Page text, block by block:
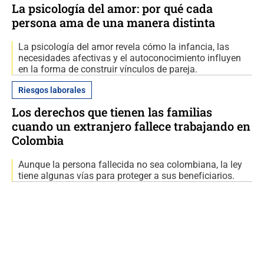
La psicología del amor: por qué cada
persona ama de una manera distinta
La psicología del amor revela cómo la infancia, las
necesidades afectivas y el autoconocimiento influyen
en la forma de construir vínculos de pareja.
Riesgos laborales
Los derechos que tienen las familias
cuando un extranjero fallece trabajando en
Colombia
Aunque la persona fallecida no sea colombiana, la ley
tiene algunas vías para proteger a sus beneficiarios.